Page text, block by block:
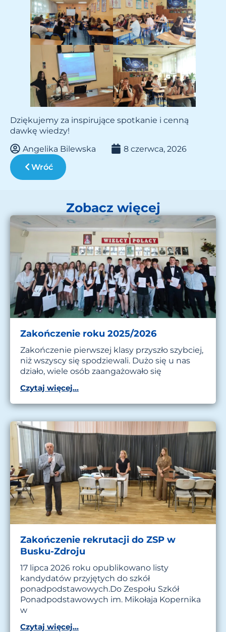
Dziękujemy za inspirujące spotkanie i cenną
dawkę wiedzy!
Angelika Bilewska
8 czerwca, 2026
Wróć
Zobacz więcej
Zakończenie roku 2025/2026
Zakończenie pierwszej klasy przyszło szybciej,
niż wszyscy się spodziewali. Dużo się u nas
działo, wiele osób zaangażowało się
Czytaj więcej...
Zakończenie rekrutacji do ZSP w
Busku-Zdroju
17 lipca 2026 roku opublikowano listy
kandydatów przyjętych do szkół
ponadpodstawowych.Do Zespołu Szkół
Ponadpodstawowych im. Mikołaja Kopernika
w
Czytaj więcej...